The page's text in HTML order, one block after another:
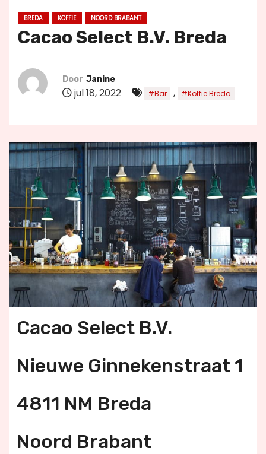
BREDA KOFFIE NOORD BRABANT
Cacao Select B.V. Breda
Door Janine
jul 18, 2022 #Bar , #Koffie Breda
Cacao Select B.V.
Nieuwe Ginnekenstraat 1
4811 NM Breda
Noord Brabant